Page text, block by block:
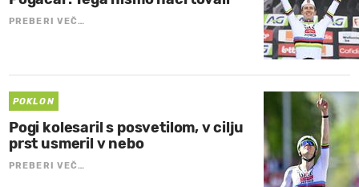
PREBERI VEČ…
POKLON
Pogi kolesaril s posvetilom, v cilju
prst usmeril v nebo
PREBERI VEČ…